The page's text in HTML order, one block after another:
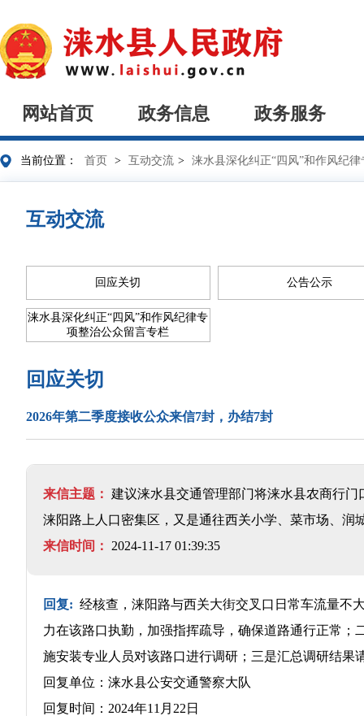
网站首页 政务信息 政务服务
当前位置： 首页 > 互动交流 > 涞水县深化纠正“四风”和作风纪
互动交流
回应关切 公告公示
涞水县深化纠正“四风”和作风纪律专
项整治公众留言专栏
回应关切
2026年第二季度接收公众来信7封，办结7封
来信主题： 建议涞水县交通管理部门将涞水县农商行
涞阳路上人口密集区，又是通往西关小学、菜市场、
来信时间：
2024-11-17 01:39:35
回复: 经核查，涞阳路与西关大街交叉口日常车流量不
力在该路口执勤，加强指挥疏导，确保道路通行正常
施安装专业人员对该路口进行调研；三是汇总调研结果
回复单位：涞水县公安交通警察大队
回复时间：2024年11月22日